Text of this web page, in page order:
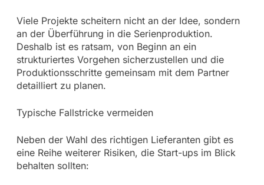
Viele Projekte scheitern nicht an der Idee, sondern
an der Überführung in die Serienproduktion.
Deshalb ist es ratsam, von Beginn an ein
strukturiertes Vorgehen sicherzustellen und die
Produktionsschritte gemeinsam mit dem Partner
detailliert zu planen.
Typische Fallstricke vermeiden
Neben der Wahl des richtigen Lieferanten gibt es
eine Reihe weiterer Risiken, die Start-ups im Blick
behalten sollten: